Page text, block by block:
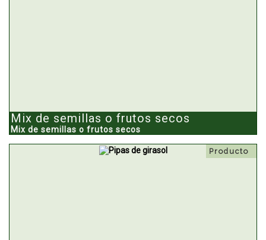
Mix de semillas o frutos secos
Mix de semillas o frutos secos
Producto